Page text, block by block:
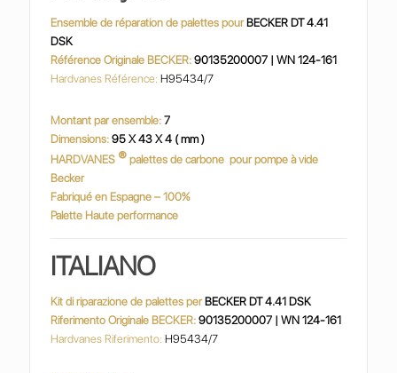
Ensemble de réparation de palettes pour BECKER DT 4.41
DSK
Référence Originale BECKER: 90135200007 | WN 124-161
Hardvanes Référence: H95434/7
Montant par ensemble: 7
Dimensions:95 X 43 X 4 ( mm )
HARDVANES ® palettes de carbone pour pompe à vide
Becker
Fabriqué en Espagne – 100%
Palette Haute performance
ITALIANO
Kit di riparazione de palettes per BECKER DT 4.41 DSK
Riferimento Originale BECKER: 90135200007 | WN 124-161
Hardvanes Riferimento: H95434/7